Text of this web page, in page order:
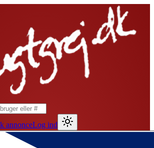
annonceLog ind